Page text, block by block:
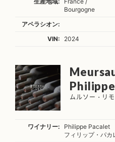
Bourgogne
アペラシオン:
VIN:
2024
ムルソー・リ
ワイナリー:
Philippe Pacalet
フィリップ・パカ